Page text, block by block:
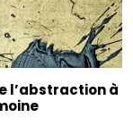
l’abstraction à